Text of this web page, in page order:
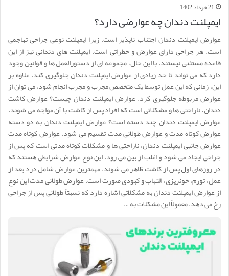
21 خرداد 1402
ایمپلنت دندان چه عوارضی دارد؟
عوارض ایمپلنت دندان اجتناب ناپذیر است. زیرا ایمپلنت نوعی جراحی تهاجمی
است. هر جراحی دارای عوارض و خطراتی است. ایمپلنت های دندانی نیز از این
قاعده مستثنی نیستند. با این حال، مجموعه ای از دستورالعمل ها و قوانین وجود
دارد که می تواند تا حد زیادی از عوارض ایمپلنت دندان جلوگیری کند. علاوه بر
این، زمانی که این عمل توسط یک متخصص مجرب و مجرب انجام شود، می توان از
عوارض مربوطه جلوگیری کرد. عوارض ایمپلنت دندان چیست؟ عوارض کاشت
دندان، ناراحتی ها و مشکلاتی است که افراد پس از کاشت با آن مواجه می شوند.
عوارض ایمپلنت دندان چند دسته است؟ عوارض ایمپلنت دندان به دو دسته
عوارض کوتاه مدت و عوارض طولانی مدت تقسیم می شود. عوارض کوتاه مدت
عوارض جانبی ایمپلنت دندان، ناراحتی ها و مشکلات کوتاه مدتی است که پس از
جراحی ایجاد می شود و اغلب از بین می رود. این نوع عوارض شرایطی هستند که
در روزهای اول پس از کاشت ظاهر می شوند. مهمترین عوارض شامل درد بعد از
عمل، تورم، خونریزی، التهاب و کبودی صورت است. عوارض طولانی مدت این نوع
از عوارض ایمپلنت دندان به مشکلاتی اشاره دارد که نسبتاً طولانی پس از جراحی
رخ می دهد. معمولاً این مشکلات به …